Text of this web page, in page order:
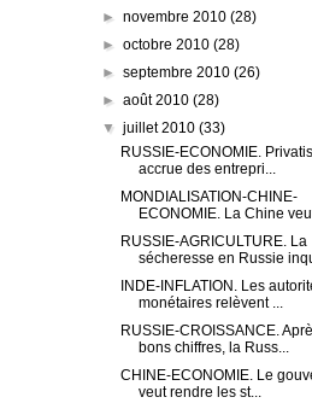
►novembre 2010(28)
►octobre 2010(28)
►septembre 2010(26)
►août 2010(28)
▼juillet 2010(33)
RUSSIE-ECONOMIE.
accrue des entrepri...
MONDIALISATION-CHINE-
ECONOMIE. La Chine
RUSSIE-AGRICULTURE. La
sécheresse en Russie
INDE-INFLATION. Les
monétaires relèvent ...
RUSSIE-CROISSANCE.
bons chiffres, la Russ...
CHINE-ECONOMIE. Le
veut rendre les st...